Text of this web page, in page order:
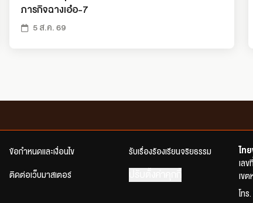
ภารกิจฉางเอ๋อ-7
5 ส.ค. 69
ข้อกำหนดและเงื่อนไข รับเรื่องร้องเรียนจริยธรรม
ติดต่อเว็บมาสเตอร์
ไท
เล
เข
โทร.